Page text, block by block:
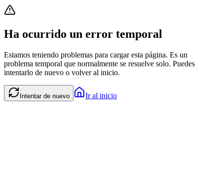
Ha ocurrido un error temporal
Estamos teniendo problemas para cargar esta página. Es un
problema temporal que normalmente se resuelve solo. Puedes
intentarlo de nuevo o volver al inicio.
Intentar de nuevo Ir al inicio